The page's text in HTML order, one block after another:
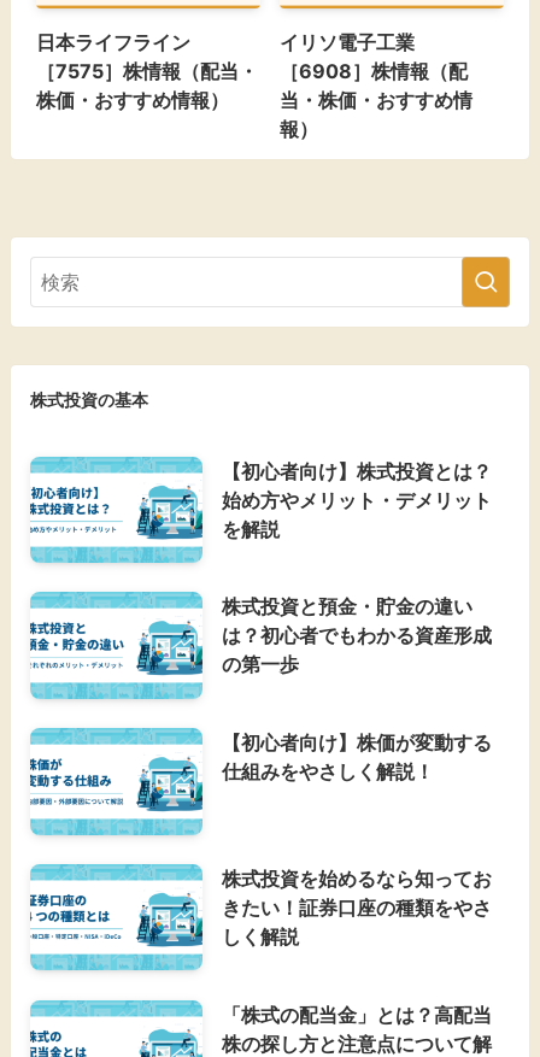
日本ライフライン
［7575］株情報（配当・
株価・おすすめ情報）
イリソ電子工業
［6908］株情報（配
当・株価・おすすめ情
報）
株式投資の基本
【初心者向け】株式投資とは？
始め方やメリット・デメリット
を解説
株式投資と預金・貯金の違い
は？初心者でもわかる資産形成
の第一歩
【初心者向け】株価が変動する
仕組みをやさしく解説！
株式投資を始めるなら知ってお
きたい！証券口座の種類をやさ
しく解説
「株式の配当金」とは？高配当
株の探し方と注意点について解